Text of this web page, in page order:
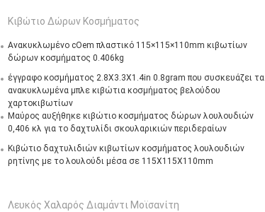
Κιβώτιο Δώρων Κοσμήματος
Ανακυκλωμένο cOem πλαστικό 115×115×110mm κιβωτίων
δώρων κοσμήματος 0.406kg
έγγραφο κοσμήματος 2.8X3.3X1.4in 0.8gram που συσκευάζει τα
ανακυκλωμένα μπλε κιβώτια κοσμήματος βελούδου
χαρτοκιβωτίων
Μαύρος αυξήθηκε κιβώτιο κοσμήματος δώρων λουλουδιών
0,406 κλ για το δαχτυλίδι σκουλαρικιών περιδεραίων
Κιβώτιο δαχτυλιδιών κιβωτίων κοσμήματος λουλουδιών
ρητίνης με το λουλούδι μέσα σε 115X115X110mm
Λευκός Χαλαρός Διαμάντι Μοϊσανίτη